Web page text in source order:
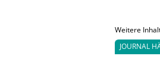
Weitere
JOURNAL